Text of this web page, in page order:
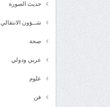
حديث الصورة
شــؤون الانتقالي
صحة
عربي ودولي
علوم
فن